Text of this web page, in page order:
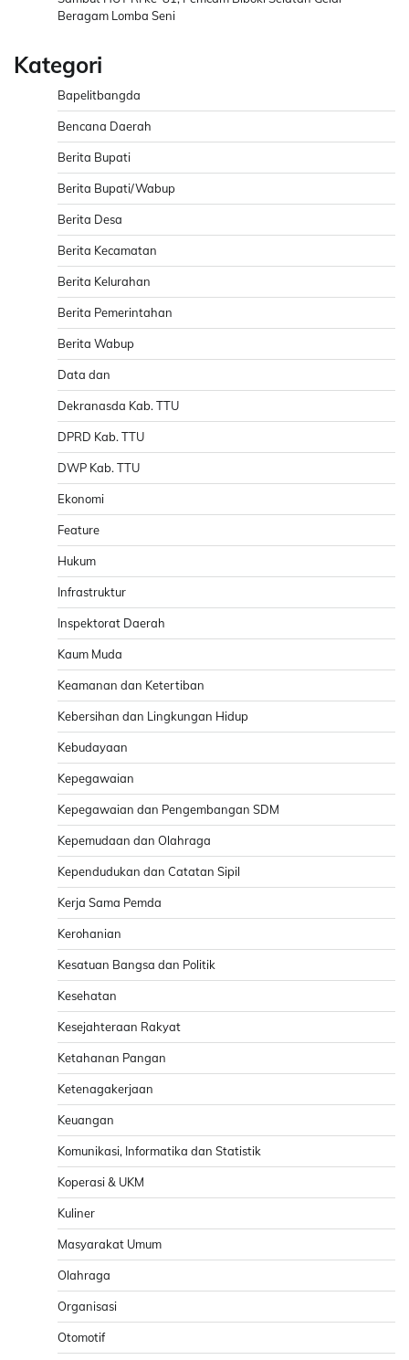
Beragam Lomba Seni
Kategori
Bapelitbangda
Bencana Daerah
Berita Bupati
Berita Bupati/Wabup
Berita Desa
Berita Kecamatan
Berita Kelurahan
Berita Pemerintahan
Berita Wabup
Data dan
Dekranasda Kab. TTU
DPRD Kab. TTU
DWP Kab. TTU
Ekonomi
Feature
Hukum
Infrastruktur
Inspektorat Daerah
Kaum Muda
Keamanan dan Ketertiban
Kebersihan dan Lingkungan Hidup
Kebudayaan
Kepegawaian
Kepegawaian dan Pengembangan SDM
Kepemudaan dan Olahraga
Kependudukan dan Catatan Sipil
Kerja Sama Pemda
Kerohanian
Kesatuan Bangsa dan Politik
Kesehatan
Kesejahteraan Rakyat
Ketahanan Pangan
Ketenagakerjaan
Keuangan
Komunikasi, Informatika dan Statistik
Koperasi & UKM
Kuliner
Masyarakat Umum
Olahraga
Organisasi
Otomotif